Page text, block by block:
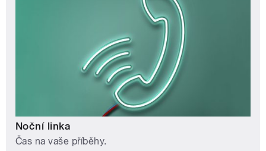
Noční linka
Čas na vaše příběhy.